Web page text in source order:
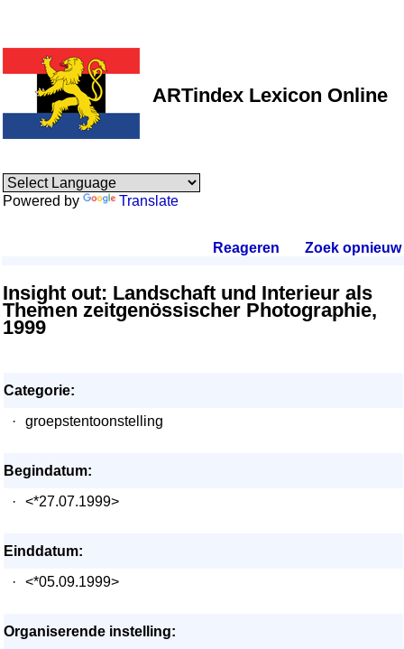
ARTindex Lexicon Online
Powered by Translate
Reageren Zoek opnieuw.
Insight out: Landschaft und Interieur als
Themen zeitgenössischer Photographie,
1999
Categorie:
·
groepstentoonstelling
Begindatum:
·
<*27.07.1999>
Einddatum:
·
<*05.09.1999>
Organiserende instelling: